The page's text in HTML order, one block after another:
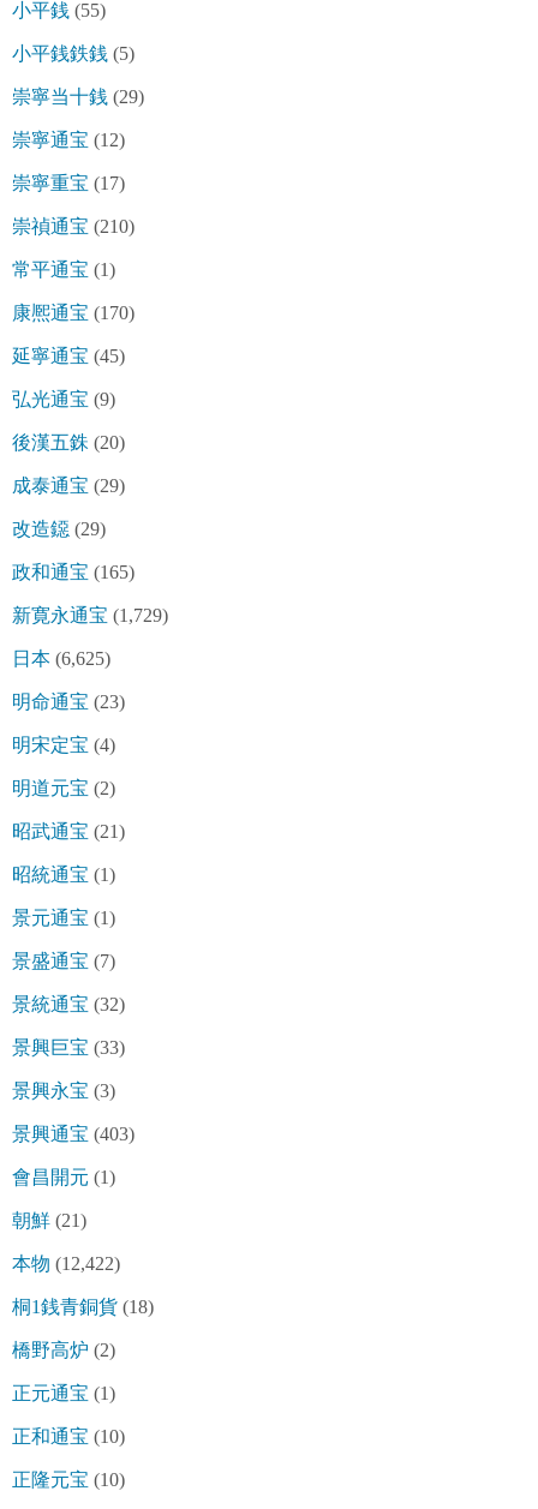
小平銭 (55)
小平銭鉄銭 (5)
崇寧当十銭 (29)
崇寧通宝 (12)
崇寧重宝 (17)
崇禎通宝 (210)
常平通宝 (1)
康熈通宝 (170)
延寧通宝 (45)
弘光通宝 (9)
後漢五銖 (20)
成泰通宝 (29)
改造鐚 (29)
政和通宝 (165)
新寛永通宝 (1,729)
日本 (6,625)
明命通宝 (23)
明宋定宝 (4)
明道元宝 (2)
昭武通宝 (21)
昭統通宝 (1)
景元通宝 (1)
景盛通宝 (7)
景統通宝 (32)
景興巨宝 (33)
景興永宝 (3)
景興通宝 (403)
會昌開元 (1)
朝鮮 (21)
本物 (12,422)
桐1銭青銅貨 (18)
橋野高炉 (2)
正元通宝 (1)
正和通宝 (10)
正隆元宝 (10)